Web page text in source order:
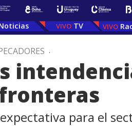
TV
.
para el